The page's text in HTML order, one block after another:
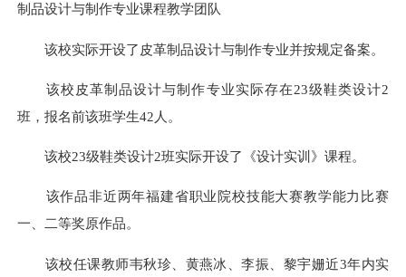
制品设计与制作专业课程教学团队
该校实际开设了皮革制品设计与制作专业并按规定备案。
该校皮革制品设计与制作专业实际存在23级鞋类设计2
班，报名前该班学生42人。
该校23级鞋类设计2班实际开设了《设计实训》课程。
该作品非近两年福建省职业院校技能大赛教学能力比赛
一、二等奖原作品。
该校任课教师韦秋珍、黄燕冰、李振、黎宇姗近3年内实